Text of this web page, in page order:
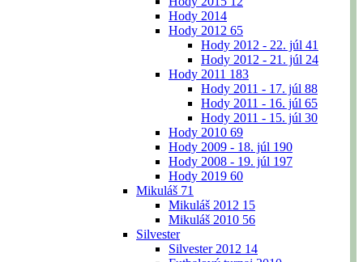
Hody 2014
Hody 2012 65
Hody 2012 - 22. júl 41
Hody 2012 - 21. júl 24
Hody 2011 183
Hody 2011 - 17. júl 88
Hody 2011 - 16. júl 65
Hody 2011 - 15. júl 30
Hody 2010 69
Hody 2009 - 18. júl 190
Hody 2008 - 19. júl 197
Hody 2019 60
Mikuláš 71
Mikuláš 2012 15
Mikuláš 2010 56
Silvester
Silvester 2012 14